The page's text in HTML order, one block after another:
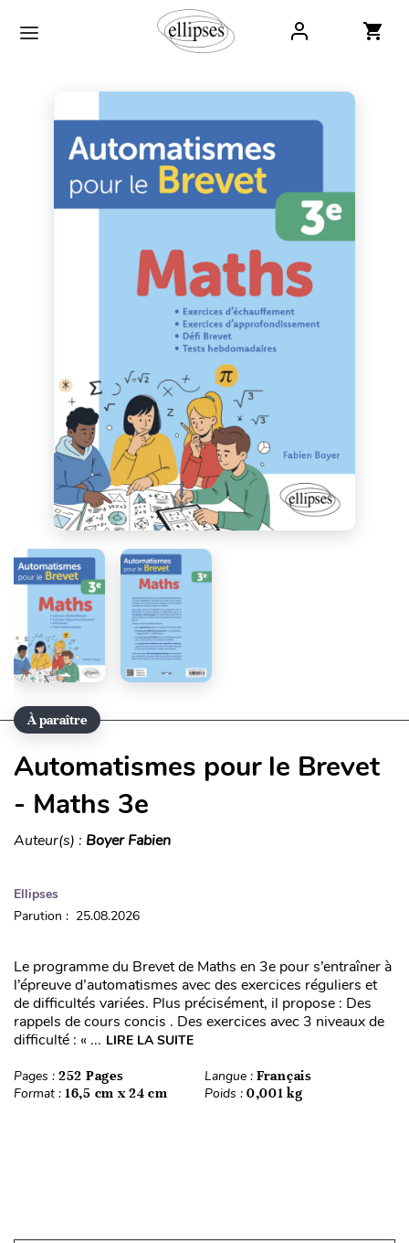
À paraître
Automatismes pour le Brevet
- Maths 3e
Auteur(s) : Boyer Fabien
Ellipses
Parution : 25.08.2026
Le programme du Brevet de Maths en 3e pour s’entraîner à
l’épreuve d’automatismes avec des exercices réguliers et
de difficultés variées. Plus précisément, il propose : Des
rappels de cours concis . Des exercices avec 3 niveaux de
difficulté : « ... LIRE LA SUITE
Pages : 252 Pages Langue : Français
Format : 16,5 cm x 24 cm Poids : 0,001 kg